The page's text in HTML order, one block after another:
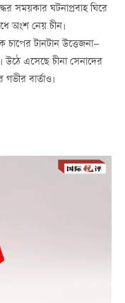
সময়কার ঘটনাপ্রবাহ ঘিরে
অংশ নেয় চীন।
চাপের টানটান উত্তেজনা—
উঠে এসেছে চীনা সেনাদের
বার্তাও।